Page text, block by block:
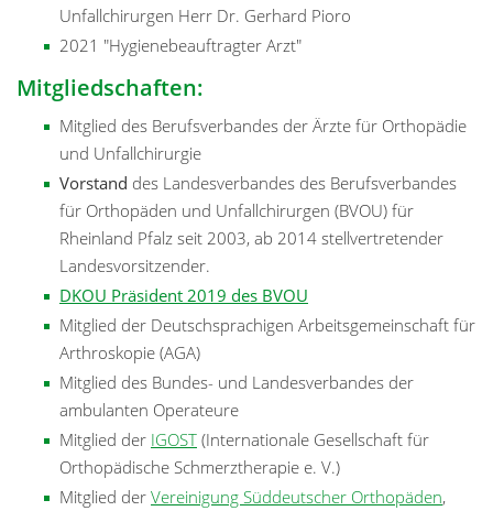
Unfallchirurgen Herr Dr. Gerhard Pioro
2021 "Hygienebeauftragter Arzt"
Mitgliedschaften:
Mitglied des Berufsverbandes der Ärzte für Orthopädie
und Unfallchirurgie
Vorstand des Landesverbandes des Berufsverbandes
für Orthopäden und Unfallchirurgen (BVOU) für
Rheinland Pfalz seit 2003, ab 2014 stellvertretender
Landesvorsitzender.
DKOU Präsident 2019 des BVOU
Mitglied der Deutschsprachigen Arbeitsgemeinschaft für
Arthroskopie (AGA)
Mitglied des Bundes- und Landesverbandes der
ambulanten Operateure
Mitglied der IGOST (Internationale Gesellschaft für
Orthopädische Schmerztherapie e. V.)
Mitglied der Vereinigung Süddeutscher Orthopäden,